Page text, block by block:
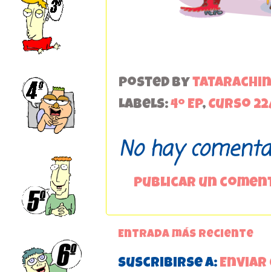
Posted by tatarachin
Labels:4º EP, Curso
No hay
Publicar un
Entrada más reciente
Suscribirse a: Enviar